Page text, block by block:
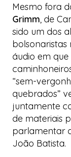
Mesmo fora
Grimm, de
sido um dos
bolsonaristas
áudio em
“sem-
quebrados”
juntamente
de materiais
parlamentar
João Batista.